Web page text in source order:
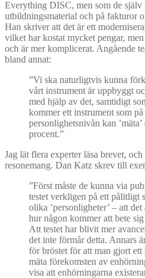
Everything DISC, men som de själv
utbildningsmaterial och på fakturor
Han skriver att det är ett
vilket har kostat mycket pengar,
och är mer komplicerat. Angående
bland annat:
”Vi ska naturligtvis kunna
vårt instrument är uppbyggt
med hjälp av det, samtidigt
kommer ett instrument som
personlighetsnivån kan
procent.”
Jag lät flera experter läsa brevet,
resonemang. Dan Katz skrev till
”Först måste de kunna via
testet verkligen på ett pålitligt
olika ’personligheter’ – att
hur någon kommer att bete
Att testet har blivit mer
det inte förmår detta. Annars
för bröstet för att man gjort ett
mäta förekomsten av
visa att enhörningarna